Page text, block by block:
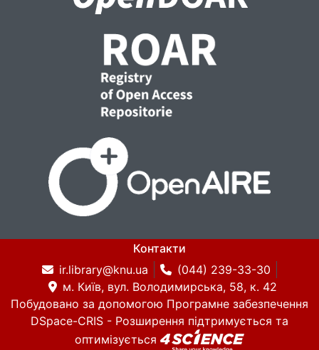
Контакти
ir.library@knu.ua
(044) 239-33-30
м. Київ, вул. Володимирська, 58, к. 42
Побудовано за допомогою Програмне забезпечення
DSpace-CRIS - Розширення підтримується та
оптимізується